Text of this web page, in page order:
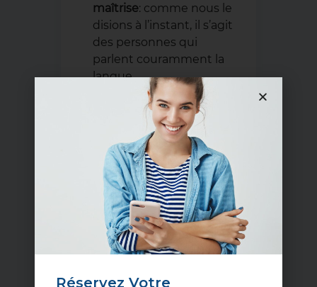
maîtrise: comme nous le
disions à l’instant, il s’agit
des personnes qui
parlent couramment la
langue.
Bien, maintenant que
vous pouvez vous situer
sur l’échelle des 6 niveaux,
voyons à quoi correspond
exactement le niveau B1
d’anglais.
Réservez Votre